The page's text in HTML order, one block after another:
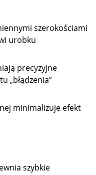
szerokościami
urobku
precyzyjne
„błądzenia”
minimalizuje efekt
szybkie